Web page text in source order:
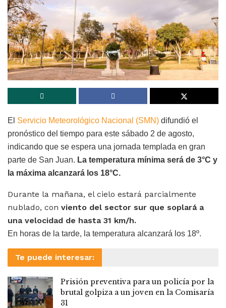
El Servicio Meteorológico Nacional (SMN) difundió el
pronóstico del tiempo para este sábado 2 de agosto,
indicando que se espera una jornada templada en gran
parte de San Juan. La temperatura mínima será de 3°C y
la máxima alcanzará los 18°C.
Durante la mañana, el cielo estará parcialmente
nublado, con viento del sector sur que soplará a
una velocidad de hasta 31 km/h.
En horas de la tarde, la temperatura alcanzará los 18º.
Te puede interesar:
Prisión preventiva para un policía por la
brutal golpiza a un joven en la Comisaría
31